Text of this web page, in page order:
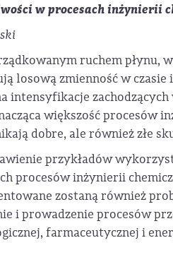
w procesach inżynierii
ruchem płynu,
losową zmienność w
intensyfikacje
większość procesów
dobre, ale również złe
przykładów
procesów inżynierii
zostaną również
i prowadzenie procesów
farmaceutycznej i